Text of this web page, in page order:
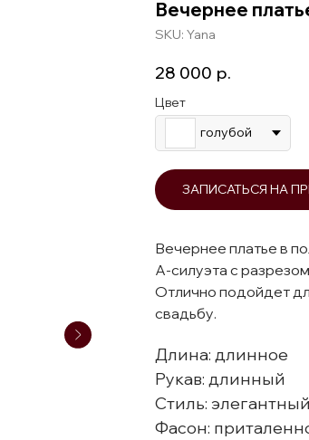
Вечернее
SKU: Yana
28 000 р.
Цвет
голубой
ЗАПИСАТЬСЯ НА
Вечернее платье в
А-силуэта с
Отлично подойдет
свадьбу.
Длина: длинное
Рукав: длинный
Стиль: элегантный
Фасон: